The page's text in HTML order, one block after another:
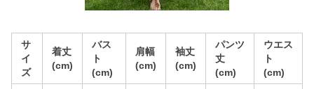
サ
イ
ズ
着丈
(cm)
バス
ト
(cm)
肩幅
(cm)
袖丈
(cm)
パンツ
丈
(cm)
ウエス
ト
(cm)